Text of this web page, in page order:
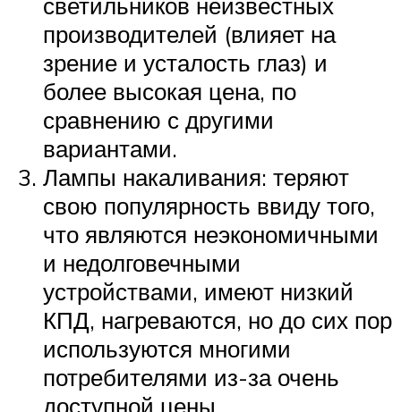
светильников неизвестных
производителей (влияет на
зрение и усталость глаз) и
более высокая цена, по
сравнению с другими
вариантами.
Лампы накаливания: теряют
свою популярность ввиду того,
что являются неэкономичными
и недолговечными
устройствами, имеют низкий
КПД, нагреваются, но до сих пор
используются многими
потребителями из-за очень
доступной цены.